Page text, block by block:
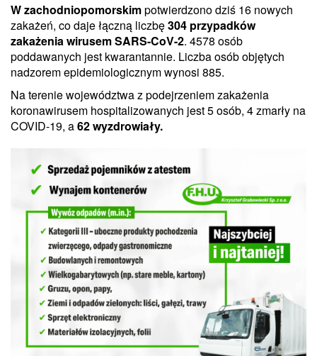
W zachodniopomorskimpotwierdzono dziś 16 nowych
zakażeń, co daje łączną liczbę304 przypadków
zakażenia wirusemSARS-CoV-2. 4578 osób
poddawanych jest kwarantannie. Liczba osób objętych
nadzorem epidemiologicznym wynosi 885.
Na terenie województwa z podejrzeniem zakażenia
koronawirusem hospitalizowanych jest 5 osób, 4 zmarły na
COVID-19, a62 wyzdrowiały.